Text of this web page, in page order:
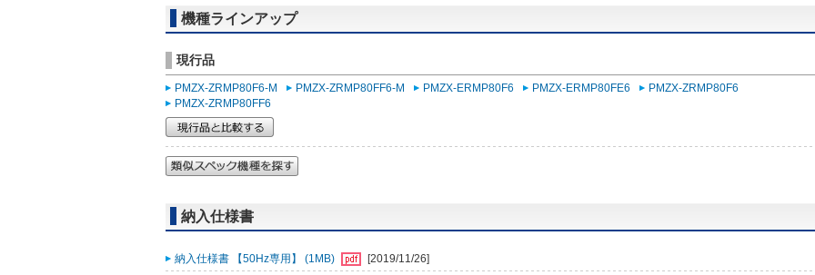
機種ラインアップ
現行品
PMZX-ZRMP80F6-M PMZX-ZRMP80FF6-M PMZX-ERMP80F6 PMZX-ERMP80FE6
PMZX-ZRMP80F6
PMZX-ZRMP80FF6
納入仕様書
納入仕様書 【50Hz専用】 (1MB)
[2019/11/26]